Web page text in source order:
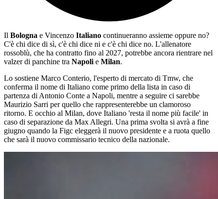
Il Bologna e Vincenzo Italiano continueranno assieme oppure no?
C'è chi dice di sì, c'è chi dice ni e c'è chi dice no. L'allenatore
rossoblù, che ha contratto fino al 2027, potrebbe ancora rientrare nel
valzer di panchine tra Napoli e Milan.
Lo sostiene Marco Conterio, l'esperto di mercato di Tmw, che
conferma il nome di Italiano come primo della lista in caso di
partenza di Antonio Conte a Napoli, mentre a seguire ci sarebbe
Maurizio Sarri per quello che rappresenterebbe un clamoroso
ritorno. E occhio al Milan, dove Italiano 'resta il nome più facile' in
caso di separazione da Max Allegri. Una prima svolta si avrà a fine
giugno quando la Figc eleggerà il nuovo presidente e a ruota quello
che sarà il nuovo commissario tecnico della nazionale.